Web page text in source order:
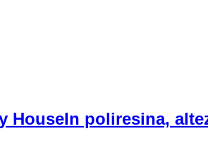
HouseIn poliresina,